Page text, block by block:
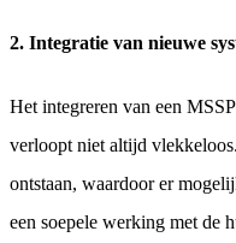
2. Integratie van nieuwe
Het integreren van een
verloopt niet altijd
ontstaan, waardoor er
een soepele werking met de